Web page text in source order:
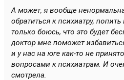
А может, я вообще
обратиться к психиатру,
только боюсь, что это будет
доктор мне поможет
и у нас на юге как-то не
вопросами к психиатрам. И
смотрела.